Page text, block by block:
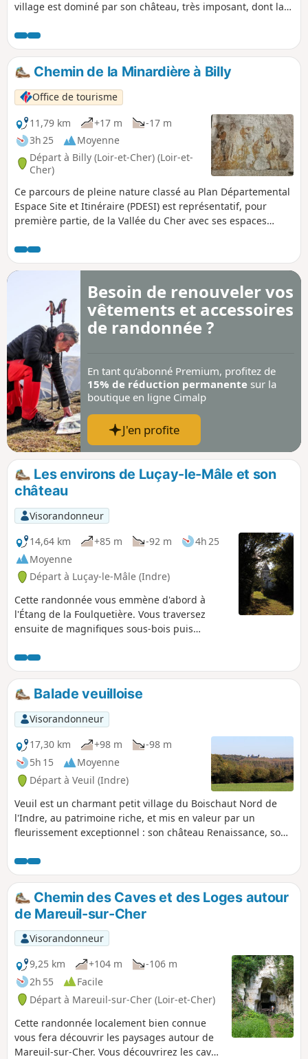
village est dominé par son château, très imposant, dont la
vallée et les toits du village. À son pied, la collégiale romane
possède des chapiteaux remarquables, des fresques
murales et une grande crypte.
Chemin de la Minardière à Billy
Office de tourisme
11,79 km
+17 m
-17 m
3h 25
Moyenne
Départ à Billy (Loir-et-Cher) (Loir-et-
Cher)
Ce parcours de pleine nature classé au Plan Départemental
Espace Site et Itinéraire (PDESI) est représentatif, pour
première partie, de la Vallée du Cher avec ses espaces
partie typiquement solognot avec sa forêt de chênes et de
bouleaux. Il est particulièrement apprécié lors du
Besoin de renouveler vos
vêtements et accessoires
de randonnée ?
En tant qu’abonné Premium, profitez de
15% de réduction permanente sur la
boutique en ligne Cimalp
J'en profite
Les environs de Luçay-le-Mâle et son
château
Visorandonneur
14,64 km
+85 m -92 m
4h 25
Moyenne
Départ à Luçay-le-Mâle (Indre)
Cette randonnée vous emmène d'abord à
l'Étang de la Foulquetière. Vous traversez
ensuite de magnifiques sous-bois puis
des petites routes campagnards. Vous
découvrez alors son patrimoine, et
notamment son château (privé). Certaines
portions suivent le parcours du sentier
découverte Benjamin Rabier.
Balade veuilloise
Visorandonneur
17,30 km
+98 m
-98 m
5h 15
Moyenne
Départ à Veuil (Indre)
Veuil est un charmant petit village du Boischaut Nord de
l'Indre, au patrimoine riche, et mis en valeur par un
fleurissement exceptionnel : son château Renaissance, son
la fontaine séculaire et son lavoir... Cette balade vous
entrainera, dans sa campagne environnante, jusqu'à la
forêt de Gâtine.
Chemin des Caves et des Loges autour
de Mareuil-sur-Cher
Visorandonneur
9,25 km
+104 m
-106 m
2h 55
Facile
Départ à Mareuil-sur-Cher (Loir-et-Cher)
Cette randonnée localement bien connue
vous fera découvrir les paysages autour de
Mareuil-sur-Cher. Vous découvrirez les caves